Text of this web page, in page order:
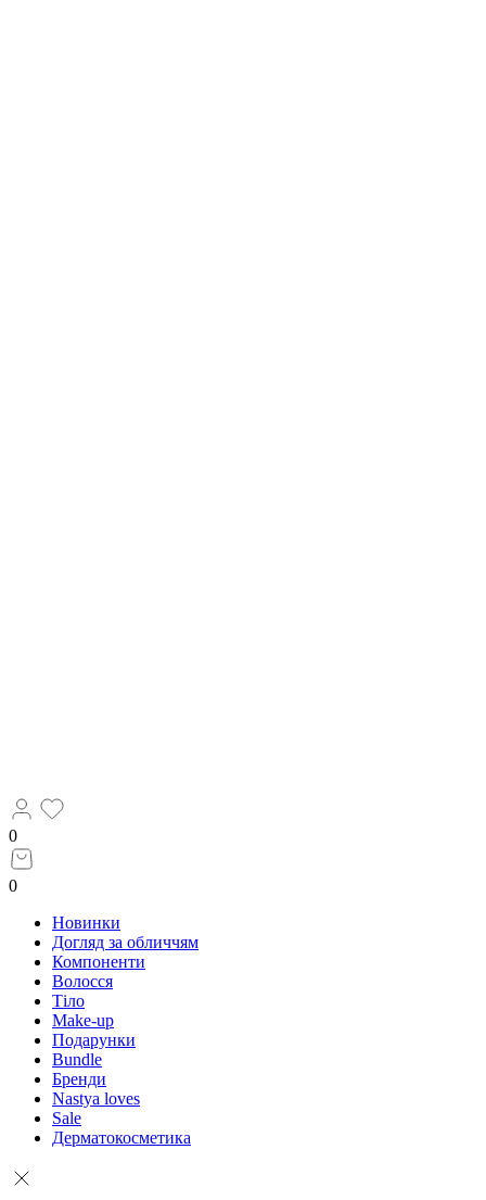
0
0
Новинки
Догляд за обличчям
Компоненти
Волосся
Тіло
Make-up
Подарунки
Bundle
Бренди
Nastya loves
Sale
Дерматокосметика